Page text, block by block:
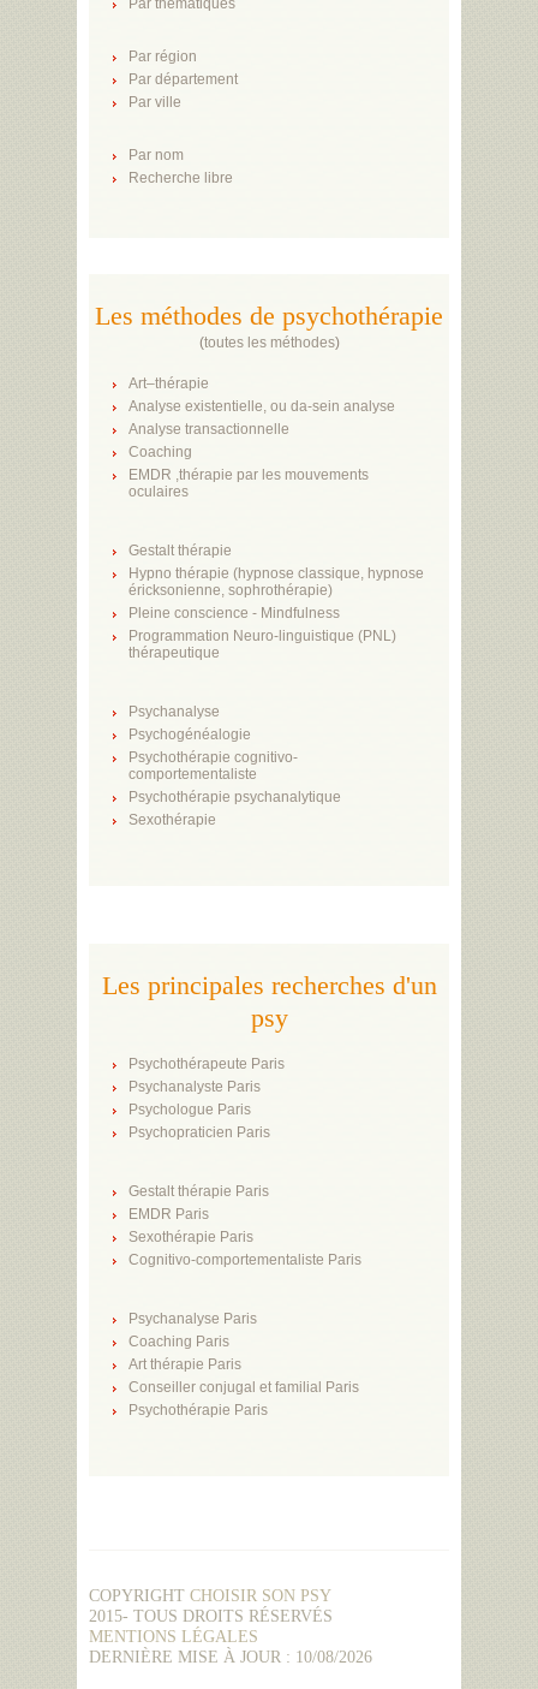
Par thématiques
Par région
Par département
Par ville
Par nom
Recherche libre
Les méthodes de psychothérapie
(toutes les méthodes)
Art–thérapie
Analyse existentielle, ou da-sein analyse
Analyse transactionnelle
Coaching
EMDR ,thérapie par les mouvements
oculaires
Gestalt thérapie
Hypno thérapie (hypnose classique, hypnose
éricksonienne, sophrothérapie)
Pleine conscience - Mindfulness
Programmation Neuro-linguistique (PNL)
thérapeutique
Psychanalyse
Psychogénéalogie
Psychothérapie cognitivo-
comportementaliste
Psychothérapie psychanalytique
Sexothérapie
Les principales recherches d'un
psy
Psychothérapeute Paris
Psychanalyste Paris
Psychologue Paris
Psychopraticien Paris
Gestalt thérapie Paris
EMDR Paris
Sexothérapie Paris
Cognitivo-comportementaliste Paris
Psychanalyse Paris
Coaching Paris
Art thérapie Paris
Conseiller conjugal et familial Paris
Psychothérapie Paris
COPYRIGHT CHOISIR SON PSY
2015- TOUS DROITS RÉSERVÉS
MENTIONS LÉGALES
DERNIÈRE MISE À JOUR : 10/08/2026